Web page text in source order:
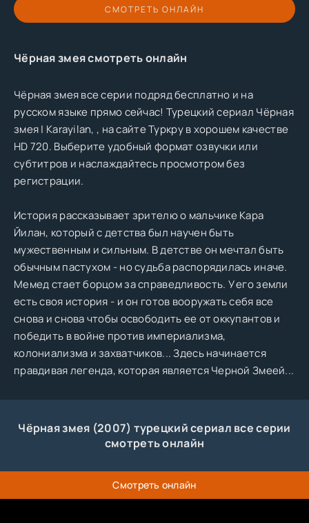
СМОТРЕТЬ ОНЛАЙН
Чёрная змея смотреть онлайн
Чёрная змея все серии подряд бесплатно и на
русском языке прямо сейчас! Турецкий сериал Чёрная
змея | Karayilan, , на сайте Туркру в хорошем качестве
HD 720. Выберите удобный формат озвучки или
субтитров и наслаждайтесь просмотром без
регистрации.
История рассказывает зрителю о мальчике Кара
Йилан, который с детства был научен быть
мужественным и сильным. В детстве он мечтал быть
обычным пастухом - но судьба распорядилась иначе.
Мемед стает борцом за справедливость. У его земли
есть своя история - и он готов вооружать себя все
снова и снова чтобы освободить ее от оккупантов и
победить в войне против империализма,
колониализма и захватчиков... Здесь начинается
правдивая легенда, которая является Черной Змеей...
Чёрная змея (2007) турецкий сериал все серии
смотреть онлайн
Смотреть онлайн